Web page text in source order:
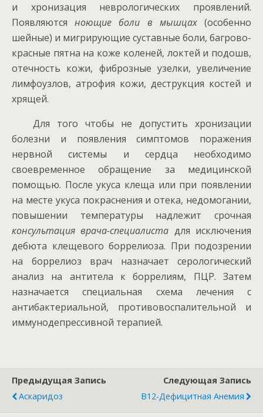
и хронизация неврологических проявлений.
Появляютсяноющие боли в мышцах(особенно
шейные) и мигрирующие суставные боли, багрово-
красные пятна на коже коленей, локтей и подошв,
отечность кожи, фиброзные узелки, увеличение
лимфоузлов, атрофия кожи, деструкция костей и
хрящей.
Для того чтобы не допустить хронизации
болезни и появления симптомов поражения
нервной системы и сердца необходимо
своевременное обращение за медицинской
помощью. После укуса клеща или при появлении
на месте укуса покраснения и отека, недомогании,
повышении температуры надлежит срочная
консультация врача-специалиста для исключения
дебюта клещевого боррелиоза. При подозрении
на боррелиоз врач назначает серологический
анализ на антитела к боррелиям, ПЦР. Затем
назначается специальная схема лечения с
антибактериальной, противовоспалительной и
иммунодепрессивной терапией.
Предыдущая Запись
Аскаридоз
Следующая Запись
В12-Дефицитная Анемия